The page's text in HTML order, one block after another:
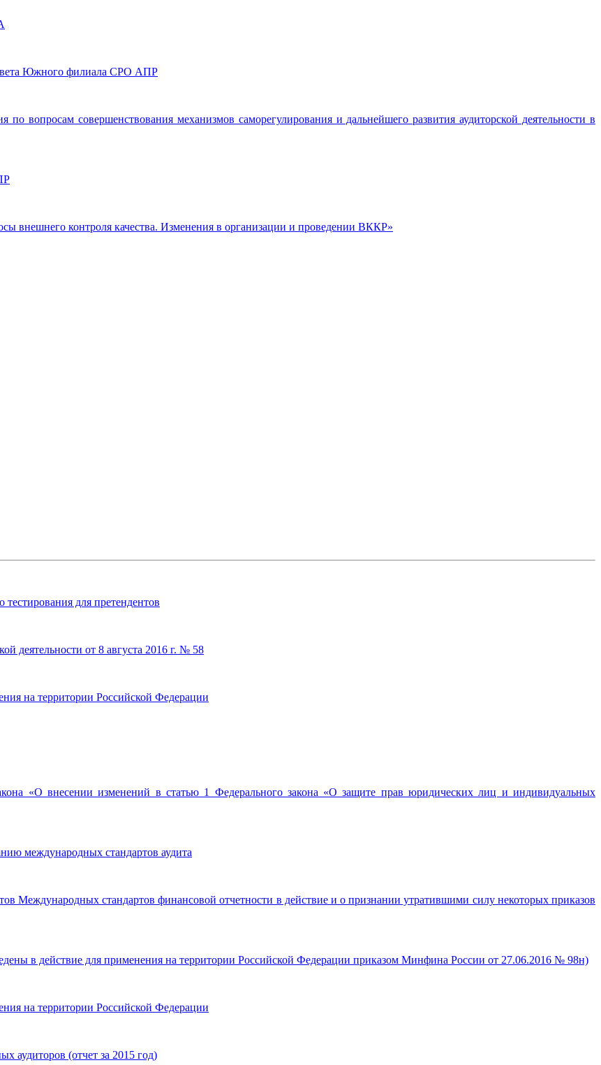
Южного филиала СРО АПР
вопросам совершенствования механизмов саморегулирования и дальнейшего развития аудиторской деятельности в
внешнего контроля качества. Изменения в организации и проведении ВККР»
для претендентов
деятельности от 8 августа 2016 г. № 58
на территории Российской Федерации
«О внесении изменений в статью 1 Федерального закона «О защите прав юридических лиц и индивидуальных
международных стандартов аудита
стандартов финансовой отчетности в действие и о признании утратившими силу некоторых приказов
в действие для применения на территории Российской Федерации приказом Минфина России от 27.06.2016 № 98н)
на территории Российской Федерации
аудиторов (отчет за 2015 год)